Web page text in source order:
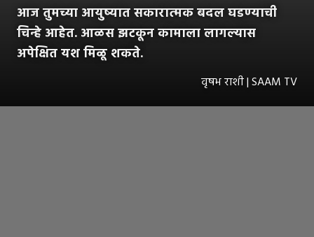
आज तुमच्या आयुष्यात सकारात्मक बदल घडण्याची
चिन्हे आहेत. आळस झटकून कामाला लागल्यास
अपेक्षित यश मिळू शकते.
वृषभ राशी | SAAM TV